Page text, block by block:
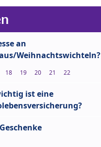
an
Weihnachtswichteln?
18 19 20 21 22
ist eine